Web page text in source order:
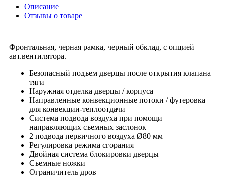
Описание
Отзывы о товаре
Фронтальная, черная рамка, черный обклад, с опцией
авт.вентилятора.
Безопасный подъем дверцы после открытия клапана
тяги
Наружная отделка дверцы / корпуса
Направленные конвекционные потоки / футеровка
для конвекции-теплоотдачи
Система подвода воздуха при помощи
направляющих съемных заслонок
2 подвода первичного воздуха Ø80 мм
Регулировка режима сгорания
Двойная система блокировки дверцы
Съемные ножки
Ограничитель дров